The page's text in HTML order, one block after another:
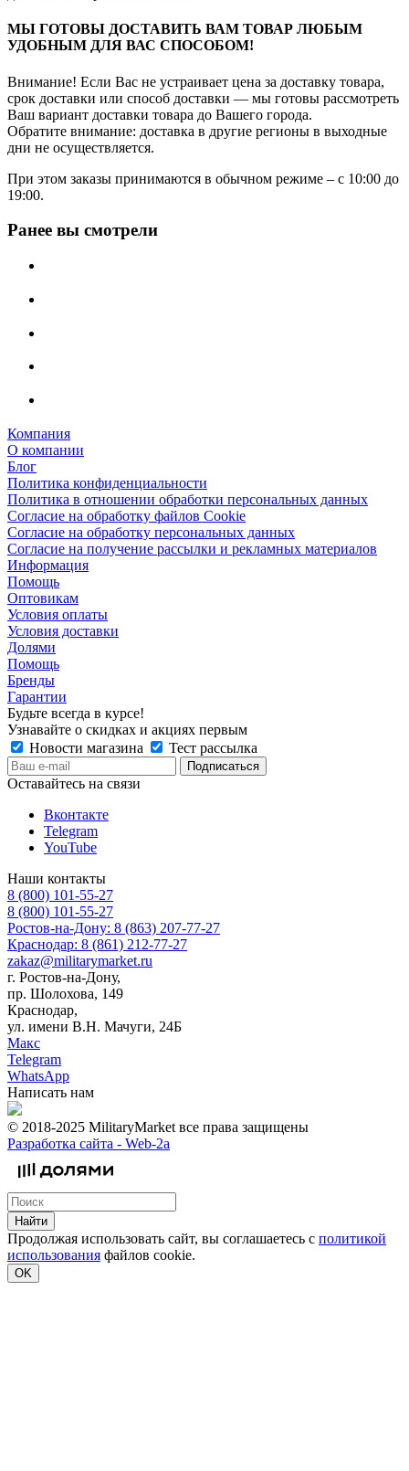
МЫ ГОТОВЫ ДОСТАВИТЬ ВАМ ТОВАР ЛЮБЫМ
УДОБНЫМ ДЛЯ ВАС СПОСОБОМ!
Внимание! Если Вас не устраивает цена за доставку товара,
срок доставки или способ доставки — мы готовы рассмотреть
Ваш вариант доставки товара до Вашего города.
Обратите внимание: доставка в другие регионы в выходные
дни не осуществляется.
При этом заказы принимаются в обычном режиме – с 10:00 до
19:00.
Ранее вы смотрели
Компания
О компании
Блог
Политика конфиденциальности
Политика в отношении обработки персональных данных
Согласие на обработку файлов Cookie
Согласие на обработку персональных данных
Согласие на получение рассылки и рекламных материалов
Информация
Помощь
Оптовикам
Условия оплаты
Условия доставки
Долями
Помощь
Бренды
Гарантии
Будьте всегда в курсе!
Узнавайте о скидках и акциях первым
Новости магазина
Тест рассылка
Оставайтесь на связи
Вконтакте
Telegram
YouTube
Наши контакты
8 (800) 101-55-27
8 (800) 101-55-27
Ростов-на-Дону: 8 (863) 207-77-27
Краснодар: 8 (861) 212-77-27
zakaz@militarymarket.ru
г. Ростов-на-Дону,
пр. Шолохова, 149
Краснодар,
ул. имени В.Н. Мачуги, 24Б
Макс
Telegram
WhatsApp
Написать нам
© 2018-2025 MilitaryMarket все права защищены
Разработка сайта - Web-2a
Найти
Продолжая использовать сайт, вы соглашаетесь с политикой
использования файлов cookie.
OK